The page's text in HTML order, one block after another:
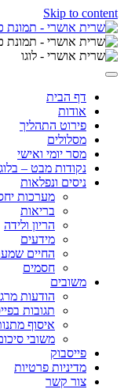
Skip to content
דף הבית
אודות
פירוט התהליך
מסלולים
מסר יומי ואישי
נקודות מבט – בלוג
ניסים ונפלאות
מערכות
בריאות
הריון ולידה
מידעים
החיים
חסמים
משובים
הודעות
תגובות
איסוף
משובי
פייסבוק
מדיניות פרטיות
צור קשר